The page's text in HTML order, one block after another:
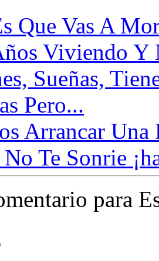
Que Vas A
Viviendo Y
Sueñas,
Pero...
Arrancar
Te Sonrie
para